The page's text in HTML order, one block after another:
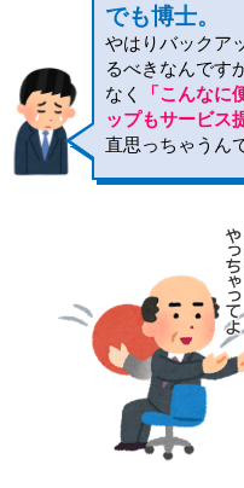
でも博士。
やはりバックア
るべきなんです
なく
「こんな
ップもサービス
直思っちゃうん